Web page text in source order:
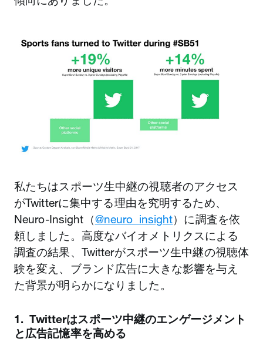
私たちはスポーツ生中継の視聴者のアクセス
がTwitterに集中する理由を究明するため、
Neuro-Insight（@neuro_insight）に調査を依
頼しました。高度なバイオメトリクスによる
調査の結果、Twitterがスポーツ生中継の視聴体
験を変え、ブランド広告に大きな影響を与え
た背景が明らかになりました。
1. Twitterはスポーツ中継のエンゲージメント
と広告記憶率を高める